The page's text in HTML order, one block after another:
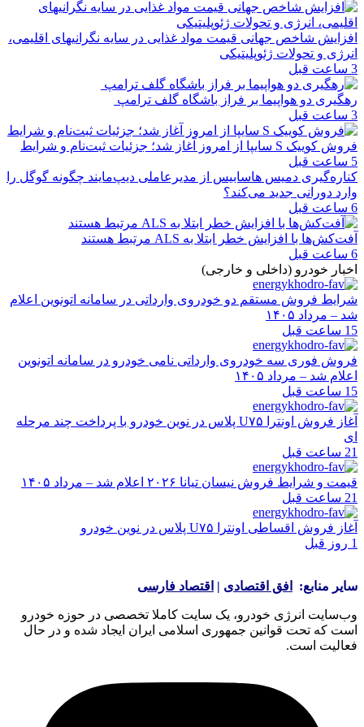
افزایش شاخص جهانی قیمت مواد غذایی در سایه نگرانیهای اقلیمی،
انرژی و تحولات ژئوپلیتیکی
3 ساعت قبل
رهگیری دو هواپیما بر فراز باشگاه گلف ترامپ
3 ساعت قبل
فروش کوییک S سایپا از امروز آغاز شد؛ جزئیات ثبت‌نام و شرایط
5 ساعت قبل
کناره‌گیری دمیس هاسابیس از مدیرعاملی دیپ‌مایند چگونه گوگل را
وارد دورانی جدید می‌کند؟
6 ساعت قبل
آفت‌کش‌ها با افزایش خطر ابتلا به ALS مرتبط هستند
6 ساعت قبل
اخبار خودرو (داخلی و خارجی)
شرایط فروش مستقم دو خودروی وارداتی در سامانه اتونوین اعلام
شد – مرداد ۱۴۰۵
15 ساعت قبل
فروش فوری سه خودروی وارداتی نامی خودرو در سامانه اتونوین
اعلام شد – مرداد ۱۴۰۵
15 ساعت قبل
آغاز فروش اونترا U۷۵ پلاس در نوین خودرو با پرداخت چند مرحله
ای
21 ساعت قبل
قیمت و شرایط فروش نیسان تیانا ۲۰۲۶ اعلام شد – مرداد ۱۴۰۵
21 ساعت قبل
آغاز فروش اقساطی اونترا U۷۵ پلاس در نوین خودرو
1 روز قبل
سایر منابع: افق اقتصادی | اقتصاد فارسی
وب‌سایت انرژی خودرو، یک سایت کاملا تخصصی در حوزه خودرو
است که تحت قوانین جمهوری اسلامی ایران ایجاد شده و در حال
فعالیت است.